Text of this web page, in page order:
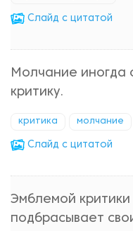
Cлайд с цитатой
Молчание иногда
критику.
критика молчание
Cлайд с цитатой
Эмблемой
подбрасывает